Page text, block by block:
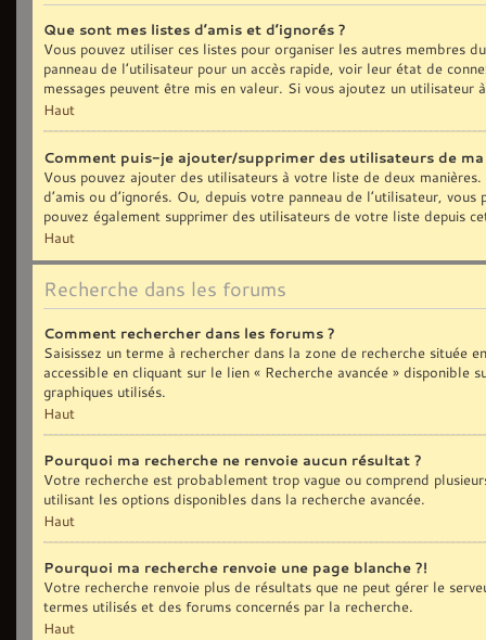
Que sont mes listes d’amis et d’ignorés ?
Vous pouvez utiliser ces listes pour organiser les autres membres
panneau de l’utilisateur pour un accès rapide, voir leur état de
messages peuvent être mis en valeur. Si vous ajoutez un
Haut
Comment puis-je ajouter/supprimer des utilisateurs de ma
Vous pouvez ajouter des utilisateurs à votre liste de deux
d’amis ou d’ignorés. Ou, depuis votre panneau de l’utilisateur,
pouvez également supprimer des utilisateurs de votre liste depuis
Haut
Recherche dans les forums
Comment rechercher dans les forums ?
Saisissez un terme à rechercher dans la zone de recherche située
accessible en cliquant sur le lien « Recherche avancée » disponible
graphiques utilisés.
Haut
Pourquoi ma recherche ne renvoie aucun résultat ?
Votre recherche est probablement trop vague ou comprend
utilisant les options disponibles dans la recherche avancée.
Haut
Pourquoi ma recherche renvoie une page blanche ?!
Votre recherche renvoie plus de résultats que ne peut gérer le
termes utilisés et des forums concernés par la recherche.
Haut